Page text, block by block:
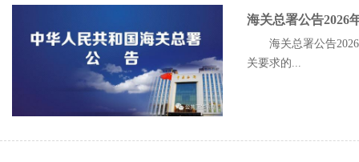
海关总署公告2026
海关总署公告
关要求的...